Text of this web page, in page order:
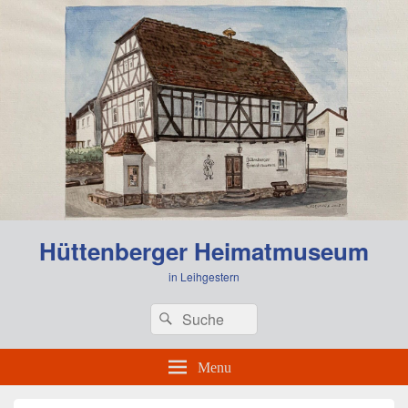
Hüttenberger Heimatmuseum
in Leihgestern
Search
for:
Search
Menu